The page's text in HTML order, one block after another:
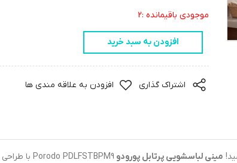
موجودی باقیمانده :2
افزودن به سبد خرید
اشتراک گذاری افزودن به علاقه مندی ها
مینی لباسشویی پرتابل پورودو
Porodo PDLFSTBPM9 با طراحی